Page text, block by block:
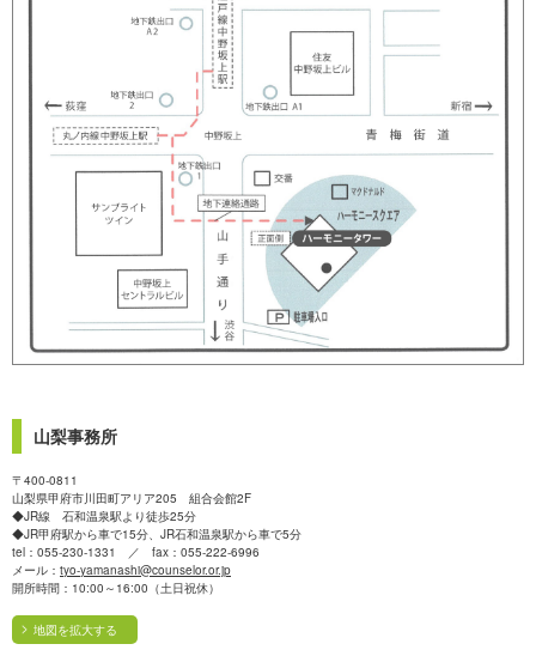
山梨事務所
〒400-0811
山梨県甲府市川田町アリア205 組合会館2F
◆JR線 石和温泉駅より徒歩25分
◆JR甲府駅から車で15分、JR石和温泉駅から車で5分
tel：055-230-1331 ／ fax：055-222-6996
メール： tyo-yamanashi@counselor.or.jp
開所時間：10:00～16:00（土日祝休）
地図を拡大する